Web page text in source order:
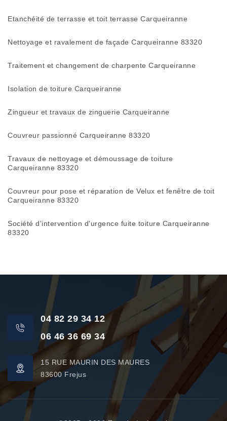
Etanchéité de terrasse et toit terrasse Carqueiranne
Nettoyage et ravalement de façade Carqueiranne 83320
Traitement et changement de charpente Carqueiranne
Isolation de toiture Carqueiranne
Zingueur et travaux de zinguerie Carqueiranne
Couvreur passionné Carqueiranne 83320
Travaux de nettoyage et démoussage de toiture
Carqueiranne 83320
Couvreur pour pose et réparation de Velux et fenêtre de toit
Carqueiranne 83320
Société d'intervention d'urgence fuite toiture Carqueiranne
83320
04 82 29 34 12
06 46 36 69 34
15 RUE MAURIN DES MAURES
83600 Frejus